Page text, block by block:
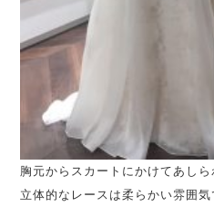
胸元からスカートにかけてあしら
立体的なレースは柔らかい雰囲